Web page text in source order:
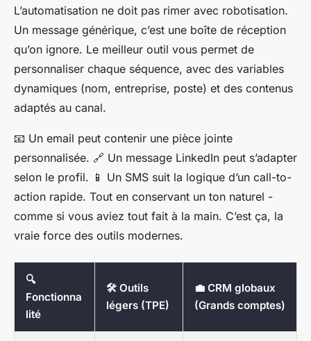
L’automatisation ne doit pas rimer avec robotisation.
Un message générique, c’est une boîte de réception
qu’on ignore. Le meilleur outil vous permet de
personnaliser chaque séquence, avec des variables
dynamiques (nom, entreprise, poste) et des contenus
adaptés au canal.
📧 Un email peut contenir une pièce jointe
personnalisée. 🔗 Un message LinkedIn peut s’adapter
selon le profil. 📱 Un SMS suit la logique d’un call-to-
action rapide. Tout en conservant un ton naturel -
comme si vous aviez tout fait à la main. C’est ça, la
vraie force des outils modernes.
🔍
Fonctionna
lité
🛠️ Outils
légers (TPE)
💼 CRM globaux
(Grands comptes)